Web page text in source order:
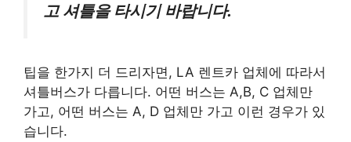
고 셔틀을 타시기 바랍니다.
팁을 한가지 더 드리자면, LA 렌트카 업체에 따라서
셔틀버스가 다릅니다. 어떤 버스는 A,B, C 업체만
가고, 어떤 버스는 A, D 업체만 가고 이런 경우가 있
습니다.